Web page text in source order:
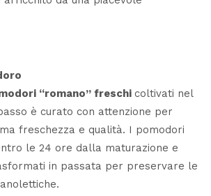
“romano” freschi coltivati nel
è curato con attenzione per
freschezza e qualità. I pomodori
le 24 ore dalla maturazione e
in passata per preservare le